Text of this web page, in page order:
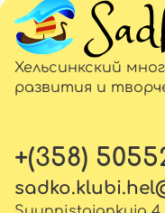
Хельсинкский
развития и
+(358)